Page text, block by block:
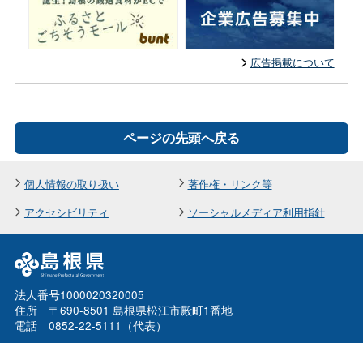
広告掲載について
ページの先頭へ戻る
個人情報の取り扱い
著作権・リンク等
アクセシビリティ
ソーシャルメディア利用指針
法人番号1000020320005
住所 〒690-8501 島根県松江市殿町1番地
電話 0852-22-5111（代表）